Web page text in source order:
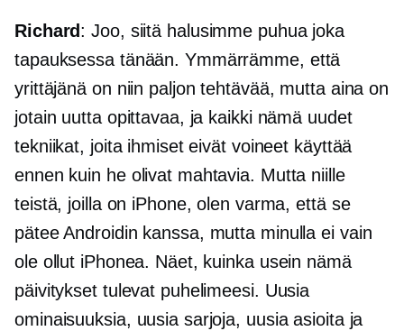
Richard: Joo, siitä halusimme puhua joka
tapauksessa tänään. Ymmärrämme, että
yrittäjänä on niin paljon tehtävää, mutta aina on
jotain uutta opittavaa, ja kaikki nämä uudet
tekniikat, joita ihmiset eivät voineet käyttää
ennen kuin he olivat mahtavia. Mutta niille
teistä, joilla on iPhone, olen varma, että se
pätee Androidin kanssa, mutta minulla ei vain
ole ollut iPhonea. Näet, kuinka usein nämä
päivitykset tulevat puhelimeesi. Uusia
ominaisuuksia, uusia sarjoja, uusia asioita ja